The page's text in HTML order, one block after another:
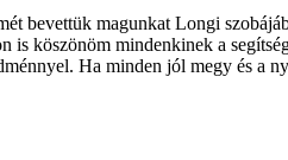
bevettük magunkat Longi
köszönöm mindenkinek a
Ha minden jól megy és